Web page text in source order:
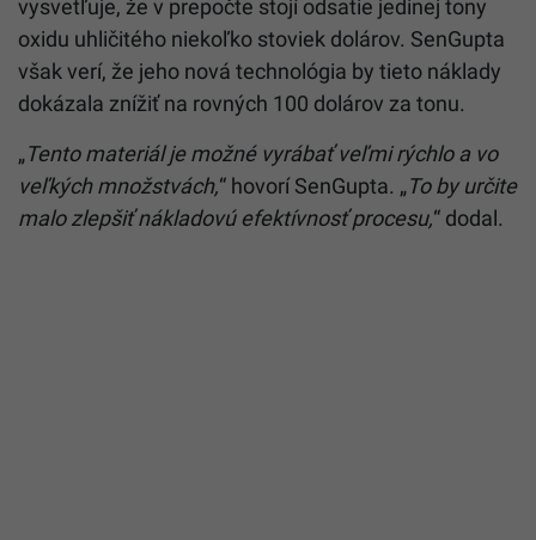
vysvetľuje, že v prepočte stojí odsatie jedinej tony
oxidu uhličitého niekoľko stoviek dolárov. SenGupta
však verí, že jeho nová technológia by tieto náklady
dokázala znížiť na rovných 100 dolárov za tonu.
„Tento materiál je možné vyrábať veľmi rýchlo a vo
veľkých množstvách,“ hovorí SenGupta. „To by určite
malo zlepšiť nákladovú efektívnosť procesu,“ dodal.